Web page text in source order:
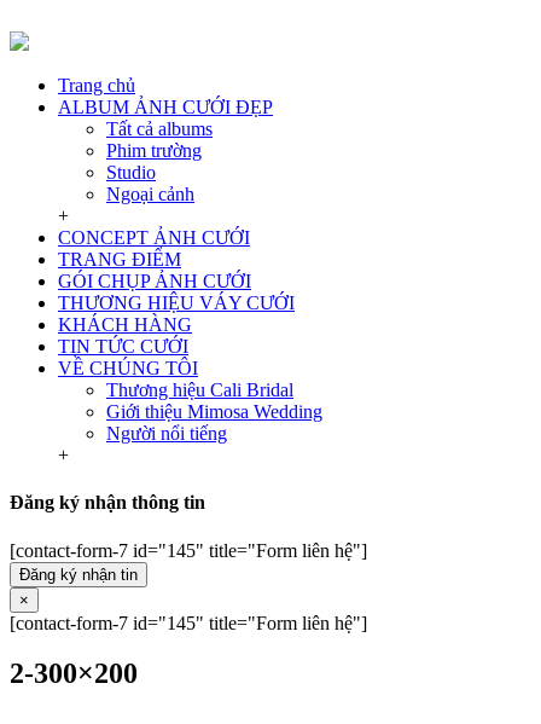
Trang chủ
ALBUM ẢNH CƯỚI ĐẸP
Tất cả albums
Phim trường
Studio
Ngoại cảnh
+
CONCEPT ẢNH CƯỚI
TRANG ĐIỂM
GÓI CHỤP ẢNH CƯỚI
THƯƠNG HIỆU VÁY CƯỚI
KHÁCH HÀNG
TIN TỨC CƯỚI
VỀ CHÚNG TÔI
Thương hiệu Cali Bridal
Giới thiệu Mimosa Wedding
Người nổi tiếng
+
Đăng ký nhận thông tin
[contact-form-7 id="145" title="Form liên hệ"]
Đăng ký nhận tin
×
[contact-form-7 id="145" title="Form liên hệ"]
2-300×200